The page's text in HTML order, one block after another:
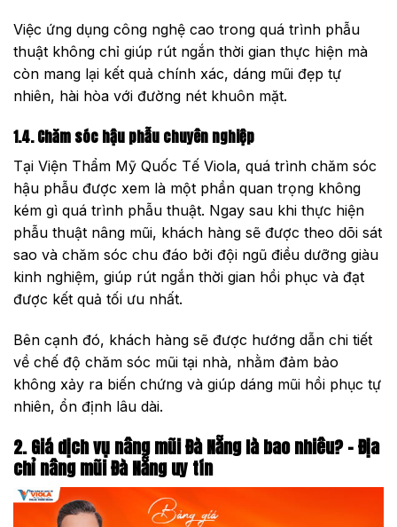
Việc ứng dụng công nghệ cao trong quá trình phẫu
thuật không chỉ giúp rút ngắn thời gian thực hiện mà
còn mang lại kết quả chính xác, dáng mũi đẹp tự
nhiên, hài hòa với đường nét khuôn mặt.
1.4. Chăm sóc hậu phẫu chuyên nghiệp
Tại Viện Thẩm Mỹ Quốc Tế Viola, quá trình chăm sóc
hậu phẫu được xem là một phần quan trọng không
kém gì quá trình phẫu thuật. Ngay sau khi thực hiện
phẫu thuật nâng mũi, khách hàng sẽ được theo dõi sát
sao và chăm sóc chu đáo bởi đội ngũ điều dưỡng giàu
kinh nghiệm, giúp rút ngắn thời gian hồi phục và đạt
được kết quả tối ưu nhất.
Bên cạnh đó, khách hàng sẽ được hướng dẫn chi tiết
về chế độ chăm sóc mũi tại nhà, nhằm đảm bảo
không xảy ra biến chứng và giúp dáng mũi hồi phục tự
nhiên, ổn định lâu dài.
2. Giá dịch vụ nâng mũi Đà Nẵng là bao nhiêu? – Địa
chỉ nâng mũi Đà Nẵng uy tín